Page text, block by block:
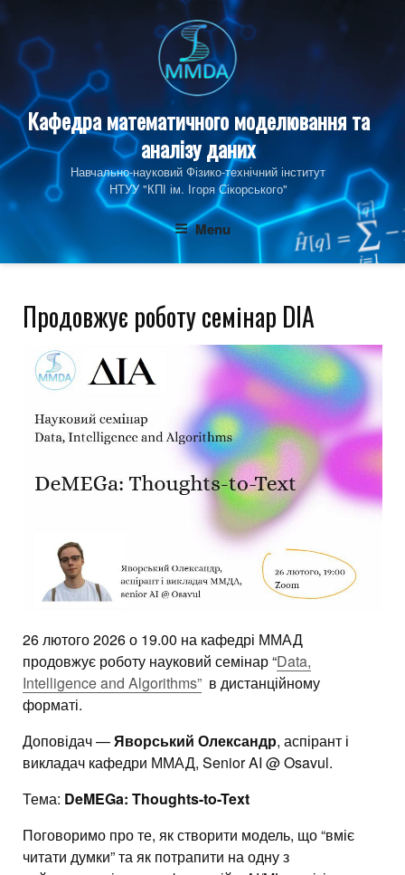
content
Кафедра математичного моделювання та
аналізу даних
Навчально-науковий Фізико‑технічний інститут
НТУУ "КПІ ім. Ігоря Сікорського"
Menu
Продовжує роботу семінар DIA
26 лютого 2026 о 19.00 на кафедрі ММАД
продовжує роботу науковий семінар “Data,
Intelligence and Algorithms” в дистанційному
форматі.
Доповідач —Яворський Олександр, аспірант і
викладач кафедри ММАД, Senior AI @ Osavul.
Тема: DeMEGa: Thoughts-to-Text
Поговоримо про те, як створити модель, що “вміє
читати думки” та як потрапити на одну з